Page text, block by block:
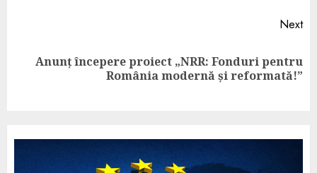
Next
Anunț începere proiect „NRR: Fonduri pentru
România modernă și reformată!”